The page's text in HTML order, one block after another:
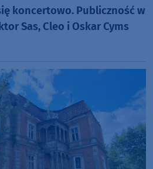
koncertowo. Publiczność w
Sas, Cleo i Oskar Cyms